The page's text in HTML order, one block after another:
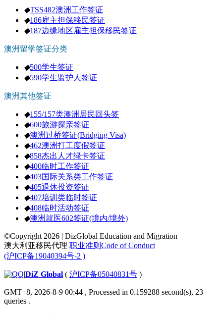
◆TSS482澳洲工作签证
◆186雇主担保移民签证
◆187边缘地区雇主担保移民签证
澳洲留学签证分类
◆500学生签证
◆590学生监护人签证
澳洲其他签证
◆155/157类澳洲居民回头签
◆600旅游探亲签证
◆澳洲过桥签证(Bridging Visa)
◆462澳洲打工度假签证
◆858杰出人才绿卡签证
◆400临时工作签证
◆403国际关系类工作签证
◆405退休投资签证
◆407培训类临时签证
◆408临时活动签证
◆澳洲就医602签证(境内/境外)
©Copyright 2026 | DizGlobal Education and Migration
澳大利亚移民代理 职业准则Code of Conduct
(沪ICP备19040394号-2 )
|DiZ Global ( 沪ICP备05040831号 )
GMT+8, 2026-8-9 00:44 , Processed in 0.159288 second(s), 23
queries .